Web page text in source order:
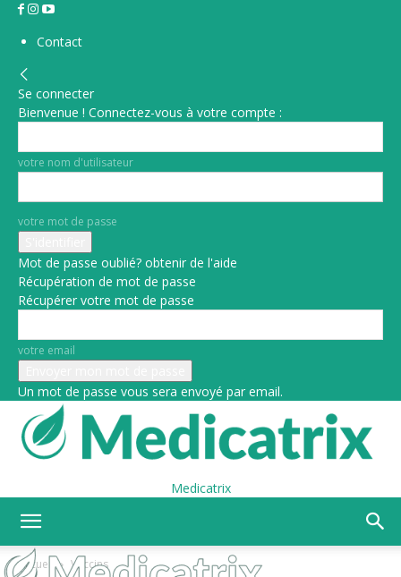
Contact
Se connecter
Bienvenue ! Connectez-vous à votre compte :
votre nom d'utilisateur
votre mot de passe
Mot de passe oublié? obtenir de l'aide
Récupération de mot de passe
Récupérer votre mot de passe
votre email
Un mot de passe vous sera envoyé par email.
Medicatrix
Accueil Vaccins